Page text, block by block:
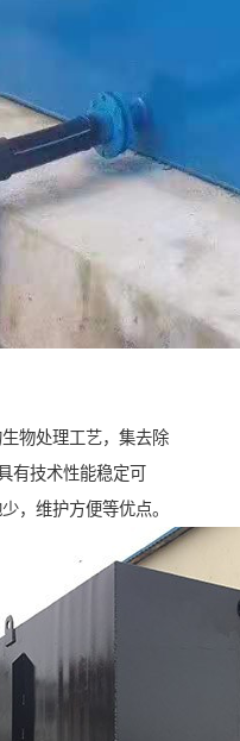
物处理工艺，集去除
有技术性能稳定可
，维护方便等优点。